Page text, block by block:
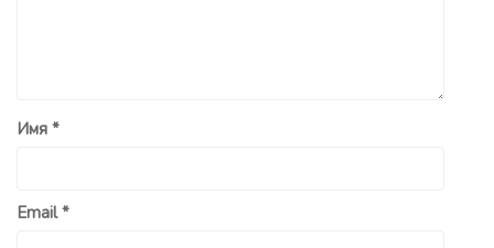
Имя *
Email*